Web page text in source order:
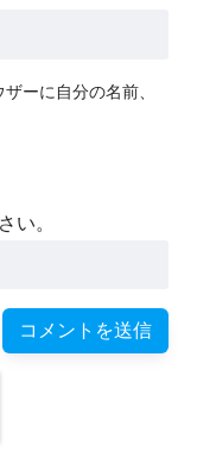
ーに自分の名前、
い。